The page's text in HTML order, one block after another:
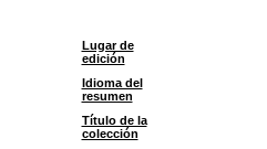
Lugar de
edición
Idioma del
resumen
Título de la
colección